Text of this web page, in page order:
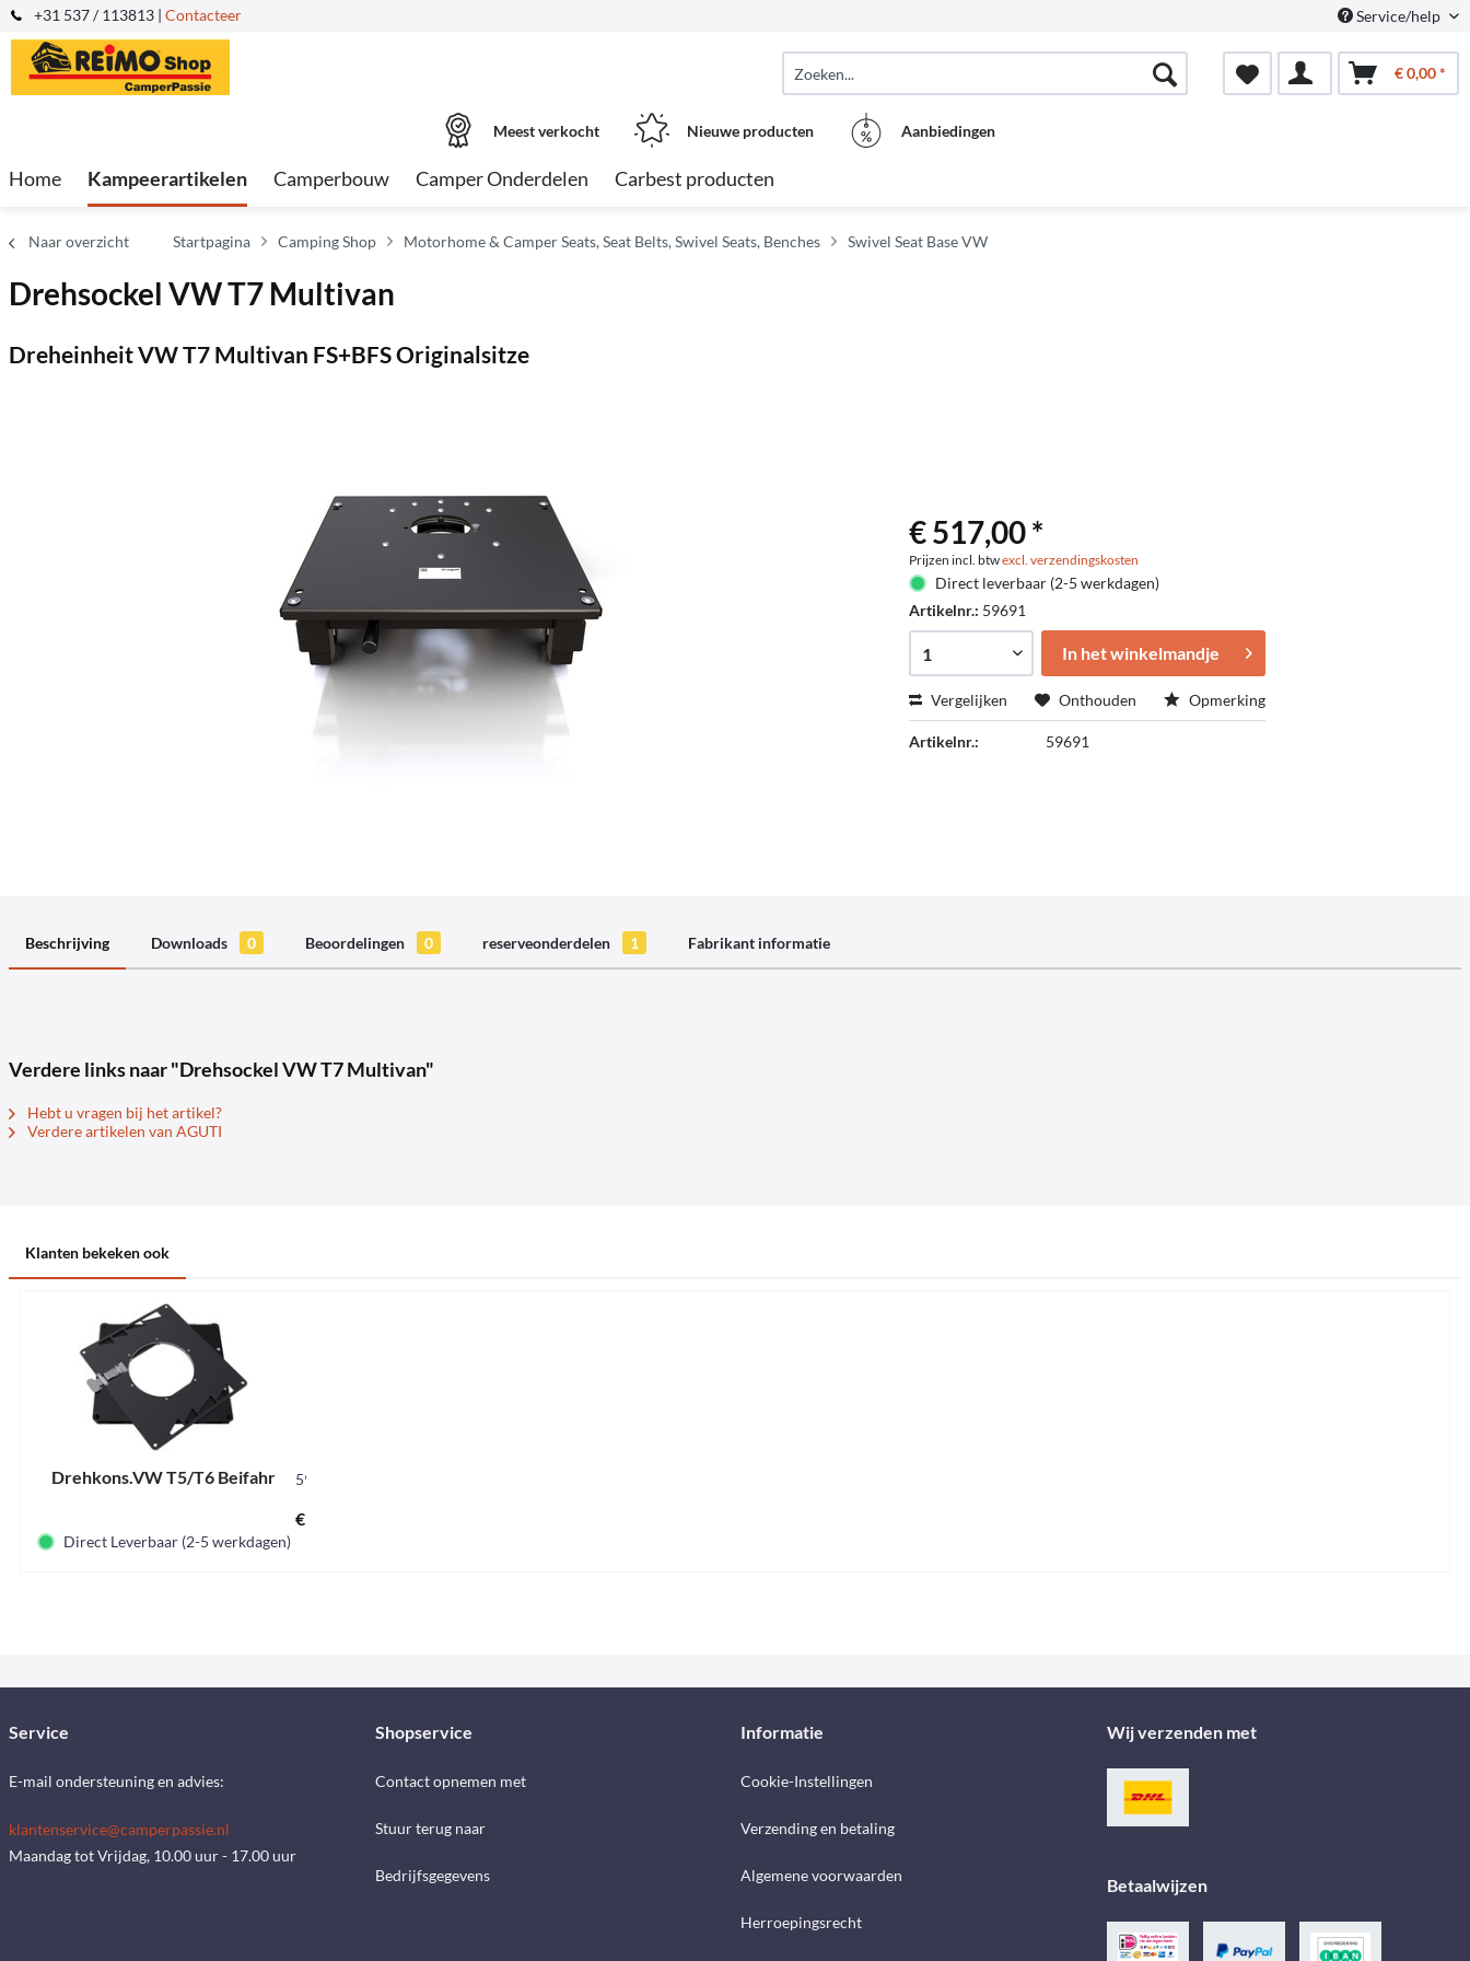
+31 537 / 113813 | Contacteer Service/help
€ 0,00 *
Meest verkocht Nieuwe producten Aanbiedingen
Home Kampeerartikelen Camperbouw Camper Onderdelen Carbest producten
Naar overzicht Startpagina Camping Shop Motorhome & Camper Seats, Seat Belts, Swivel Seats, Benches Swivel Seat Base VW
Drehsockel VW T7 Multivan
Dreheinheit VW T7 Multivan FS+BFS Originalsitze
€ 517,00 *
Prijzen incl. btwexcl. verzendingskosten
Direct leverbaar (2-5 werkdagen)
Artikelnr.: 59691
In het winkelmandje
Vergelijken Onthouden Opmerking
Artikelnr.: 59691
Beschrijving Downloads 0 Beoordelingen 0 reserveonderdelen 1 Fabrikant informatie
Verdere links naar "Drehsockel VW T7 Multivan"
Hebt u vragen bij het artikel?
Verdere artikelen van AGUTI
Klanten bekeken ook
Drehkons.VW T5/T6 Beifahr 595723
€ 220,50 *
Direct Leverbaar (2-5 werkdagen)
Service
E-mail ondersteuning en advies:
klantenservice@camperpassie.nl
Maandag tot Vrijdag, 10.00 uur - 17.00 uur
Shopservice
Contact opnemen met
Stuur terug naar
Bedrijfsgegevens
Informatie
Cookie-Instellingen
Verzending en betaling
Algemene voorwaarden
Herroepingsrecht
Wij verzenden met
Betaalwijzen